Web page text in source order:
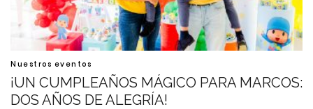
Nuestros eventos
¡UN CUMPLEAÑOS MÁGICO PARA MARCOS:
DOS AÑOS DE ALEGRÍA!